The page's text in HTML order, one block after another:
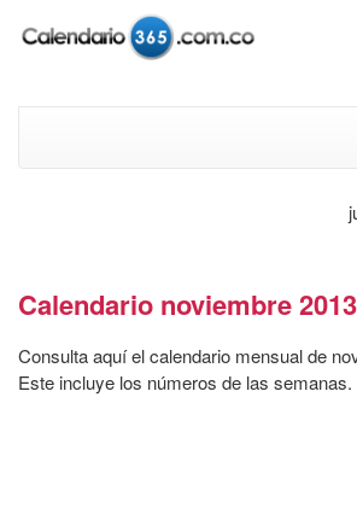
Calendario noviembre 2013
Consulta aquí el calendario mensual de
Este incluye los números de las semanas.